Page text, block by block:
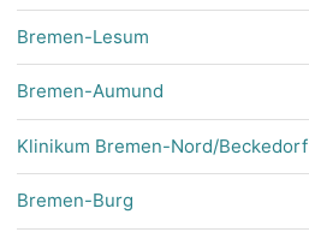
Bremen-Lesum
Bremen-Aumund
Klinikum Bremen-Nord/Beckedorf
Bremen-Burg